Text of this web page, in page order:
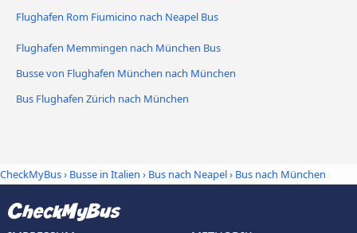
Flughafen Rom Fiumicino nach Neapel Bus
Flughafen Memmingen nach München Bus
Busse von Flughafen München nach München
Bus Flughafen Zürich nach München
CheckMyBus› Busse in Italien › Bus nach Neapel› Bus nach München